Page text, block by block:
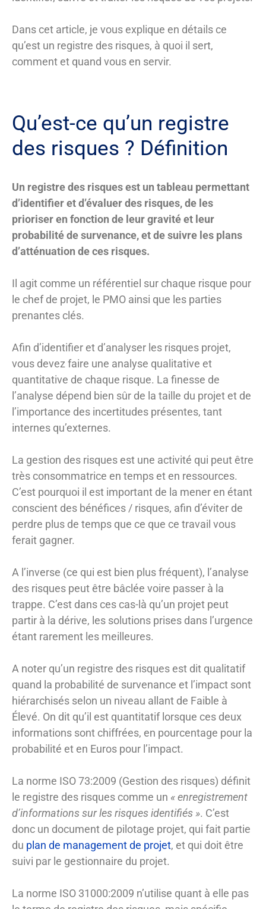
Dans cet article, je vous explique en détails ce
qu’est un registre des risques, à quoi il sert,
comment et quand vous en servir.
Qu’est-ce qu’un registre
des risques ? Définition
Un registre des risques est un tableau permettant
d’identifier et d’évaluer des risques, de les
prioriser en fonction de leur gravité et leur
probabilité de survenance, et de suivre les plans
d’atténuation de ces risques.
Il agit comme un référentiel sur chaque risque pour
le chef de projet, le PMO ainsi que les parties
prenantes clés.
Afin d’identifier et d’analyser les risques projet,
vous devez faire une analyse qualitative et
quantitative de chaque risque. La finesse de
l’analyse dépend bien sûr de la taille du projet et de
l’importance des incertitudes présentes, tant
internes qu’externes.
La gestion des risques est une activité qui peut être
très consommatrice en temps et en ressources.
C’est pourquoi il est important de la mener en étant
conscient des bénéfices / risques, afin d’éviter de
perdre plus de temps que ce que ce travail vous
ferait gagner.
A l’inverse (ce qui est bien plus fréquent), l’analyse
des risques peut être bâclée voire passer à la
trappe. C’est dans ces cas-là qu’un projet peut
partir à la dérive, les solutions prises dans l’urgence
étant rarement les meilleures.
A noter qu’un registre des risques est dit qualitatif
quand la probabilité de survenance et l’impact sont
hiérarchisés selon un niveau allant de Faible à
Élevé. On dit qu’il est quantitatif lorsque ces deux
informations sont chiffrées, en pourcentage pour la
probabilité et en Euros pour l’impact.
La norme ISO 73:2009 (Gestion des risques) définit
le registre des risques comme un « enregistrement
d’informations sur les risques identifiés ». C’est
donc un document de pilotage projet, qui fait partie
du plan de management de projet, et qui doit être
suivi par le gestionnaire du projet.
La norme ISO 31000:2009 n’utilise quant à elle pas